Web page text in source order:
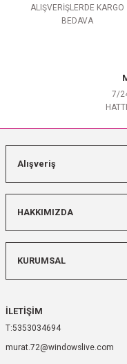
ALIŞVERİŞLERDE KARGO
BEDAVA
7/
Alışveriş
HAKKIMIZDA
KURUMSAL
İLETİŞİM
5353034694
murat.72@windowslive.com